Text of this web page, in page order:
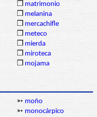
❒ matrimonio
❒ melanina
❒ mercachifle
❒ meteco
❒ mierda
❒ miroteca
❒ mojama
➳ moño
➳ monocárpico